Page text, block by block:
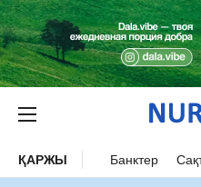
ҚАРЖЫ Банктер